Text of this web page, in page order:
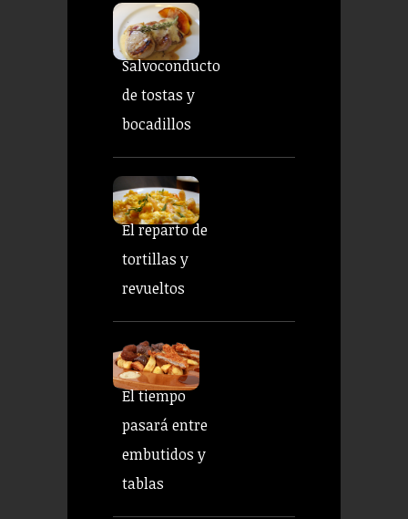
Salvoconducto
de tostas y
bocadillos
El reparto de
tortillas y
revueltos
El tiempo
pasará entre
embutidos y
tablas